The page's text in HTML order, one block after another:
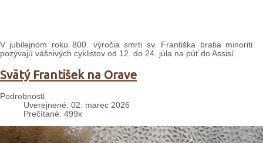
V jubilejnom roku 800. výročia smrti sv. Františka bratia minoriti
pozývajú vášnivých cyklistov od 12. do 24. júla na púť do Assisi.
Svätý František na Orave
Podrobnosti
Uverejnené: 02. marec 2026
Prečítané: 499x